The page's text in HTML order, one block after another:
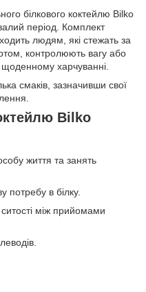
білкового коктейлю Bilko
період. Комплект
людям, які стежать за
контролюють вагу або
щоденному харчуванні.
смаків, зазначивши свої
Bilko
життя та занять
потребу в білку.
між прийомами